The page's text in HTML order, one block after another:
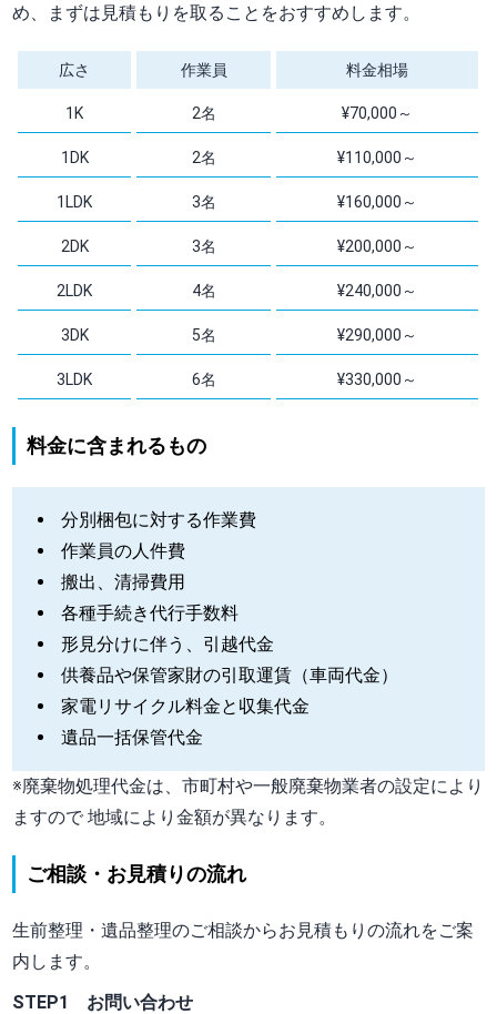
め、まずは見積もりを取ることをおすすめします。
広さ 作業員 料金相場
1K 2名 ¥70,000～
1DK 2名 ¥110,000～
1LDK 3名 ¥160,000～
2DK 3名 ¥200,000～
2LDK 4名 ¥240,000～
3DK 5名 ¥290,000～
3LDK 6名 ¥330,000～
料金に含まれるもの
分別梱包に対する作業費
作業員の人件費
搬出、清掃費用
各種手続き代行手数料
形見分けに伴う、引越代金
供養品や保管家財の引取運賃（車両代金）
家電リサイクル料金と収集代金
遺品一括保管代金
※廃棄物処理代金は、市町村や一般廃棄物業者の設定により
ますので 地域により金額が異なります。
ご相談・お見積りの流れ
生前整理・遺品整理のご相談からお見積もりの流れをご案
内します。
STEP1 お問い合わせ